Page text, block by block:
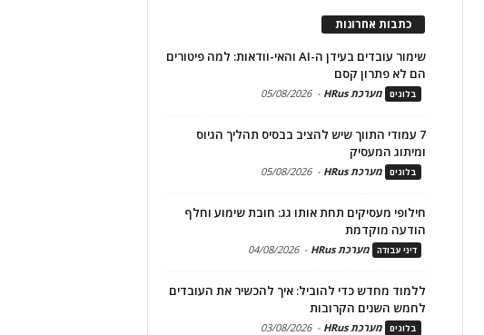
כתבות אחרונות
שימור עובדים בעידן ה-AI והאי-וודאות: למה פיטורים
הם לא פתרון קסם
בלוגים מערכת HRus -
05/08/2026
7 עמודי התווך שיש להציב בבסיס תהליך הגיוס
ומיתוג המעסיק
בלוגים מערכת HRus -
05/08/2026
חילופי מעסיקים תחת אותו גג: חובת שימוע וחלף
הודעה מוקדמת
דיני עבודה מערכת HRus -
04/08/2026
ללמוד מחדש כדי להוביל: איך להכשיר את העובדים
לחמש השנים הקרובות
בלוגים מערכת HRus -
03/08/2026